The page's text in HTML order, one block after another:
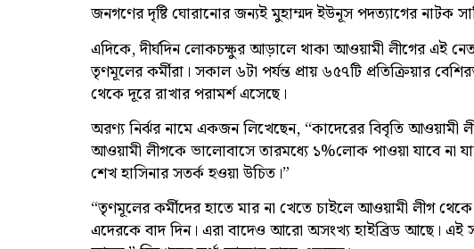
জনগণের দৃষ্টি ঘোরানোর জন্যই মুহাম্মদ ইউনূস পদত্যাগের নাটক
এদিকে, দীর্ঘদিন লোকচক্ষুর আড়ালে থাকা আওয়ামী লীগের এই
তৃণমূলের কর্মীরা। সকাল ৬টা পর্যন্ত প্রায় ৬৫৭টি প্রতিক্রিয়ার
থেকে দূরে রাখার পরামর্শ এসেছে।
অরণ্য নির্ঝর নামে একজন লিখেছেন, “কাদেরের বিবৃতি আওয়ামী
আওয়ামী লীগকে ভালোবাসে তারমধ্যে ১%লোক পাওয়া যাবে না
শেখ হাসিনার সতর্ক হওয়া উচিত।”
“তৃণমূলের কর্মীদের হাতে মার না খেতে চাইলে আওয়ামী লীগ
এদেরকে বাদ দিন। এরা বাদেও আরো অসংখ্য হাইব্রিড আছে।